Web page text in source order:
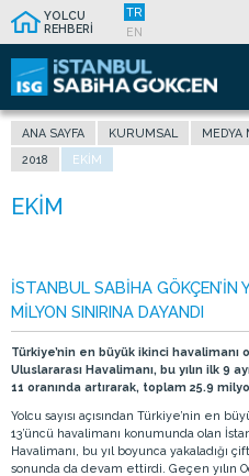
YOLCU
REHBERİ
TR
EN
ANA SAYFA KURUMSAL MEDYA
2018
EKIM
İSTANBUL SABİHA GÖKÇEN’İN
MİLYON SINIRINA DAYANDI
Türkiye’nin en büyük ikinci
Uluslararası Havalimanı, bu yılın ilk 9
11 oranında artırarak, toplam 25.9
Yolcu sayısı açısından Türkiye’nin en
13’üncü havalimanı konumunda olan
Havalimanı, bu yıl boyunca yakaladığı
sonunda da devam ettirdi. Geçen yılın